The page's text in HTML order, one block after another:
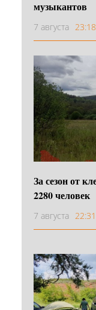
музыкантов
7 августа 23:18
За сезон от
2280 человек
7 августа 22:31